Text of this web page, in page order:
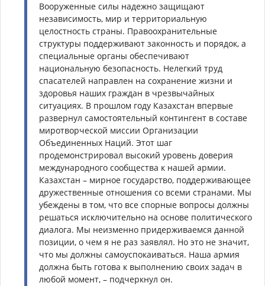
Вооруженные силы надежно защищают
независимость, мир и территориальную
целостность страны. Правоохранительные
структуры поддерживают законность и порядок, а
специальные органы обеспечивают
национальную безопасность. Нелегкий труд
спасателей направлен на сохранение жизни и
здоровья наших граждан в чрезвычайных
ситуациях. В прошлом году Казахстан впервые
развернул самостоятельный контингент в составе
миротворческой миссии Организации
Объединенных Наций. Этот шаг
продемонстрировал высокий уровень доверия
международного сообщества к нашей армии.
Казахстан – мирное государство, поддерживающее
дружественные отношения со всеми странами. Мы
убеждены в том, что все спорные вопросы должны
решаться исключительно на основе политического
диалога. Мы неизменно придерживаемся данной
позиции, о чем я не раз заявлял. Но это не значит,
что мы должны самоуспокаиваться. Наша армия
должна быть готова к выполнению своих задач в
любой момент, – подчеркнул он.